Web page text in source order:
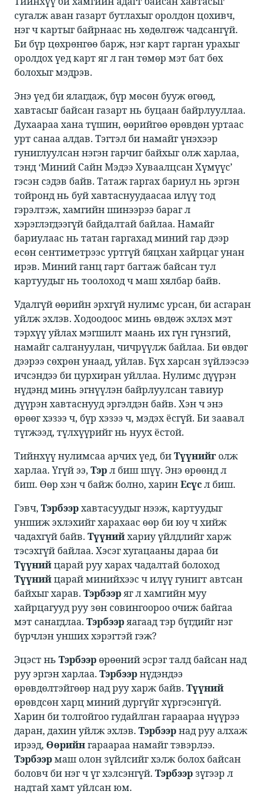
сугалж аван газарт бутлахыг оролдон цохивч,
нэг ч картыг байрнаас нь хөдөлгөж чадсангүй.
Би бүр цөхрөнгөө барж, нэг карт гарган урахыг
оролдох үед карт яг л ган төмөр мэт бат бөх
болохыг мэдрэв. ​
​​Энэ үед би ялагдаж, бүр мөсөн бууж өгөөд,
хавтасыг байсан газарт нь буцаан байрлууллаа.
Духаараа хана түшин, өөрийгөө өрөвдөн уртаас
урт санаа алдав. Тэгтэл би намайг үнэхээр
гуниглуулсан нэгэн гарчиг байхыг олж харлаа,
тэнд ‘Миний Сайн Мэдээ Хуваалцсан Хүмүүс’
гэсэн сэдэв байв. Татаж гаргах бариул нь эргэн
тойронд нь буй хавтаснуудаасаа илүү тод
гэрэлтэж, хамгийн шинээрээ бараг л
хэрэглэгдээгүй байдалтай байлаа. Намайг
бариулаас нь татан гаргахад миний гар дээр
есөн сентиметрээс уртгүй бяцхан хайрцаг унан
ирэв. Миний ганц гарт багтаж байсан тул
картуудыг нь тоолоход ч маш хялбар байв. ​
​​Удалгүй өөрийн эрхгүй нулимс урсан, би асгаран
уйлж эхлэв. Ходоодоос минь өвдөж эхлэх мэт
тэрхүү уйлах мэгшилт маань их гүн гүнзгий,
намайг салгануулан, чичрүүлж байлаа. Би өвдөг
дээрээ сөхрөн унаад, уйлав. Бүх харсан зүйлээсээ
ичсэндээ би цурхиран уйллаа. Нулимс дүүрэн
нүдэнд минь эгнүүлэн байрлуулсан тавиур
дүүрэн хавтаснууд эргэлдэн байв. Хэн ч энэ
өрөөг хэзээ ч, бүр хэзээ ч, мэдэх ёсгүй. Би заавал
түгжээд, түлхүүрийг нь нуух ёстой. ​
​​Тийнхүү нулимсаа арчих үед, би​​Түүнийг​​олж
харлаа. Үгүй ээ, ​​ Тэр​​ л биш шүү. Энэ өрөөнд л
биш. Өөр хэн ч байж болно, харин ​​Есүс​​ л биш. ​
Гэвч, ​​ Тэрбээр​​ хавтасуудыг нээж, картуудыг
уншиж эхлэхийг харахаас өөр би юу ч хийж
чадахгүй байв. ​​ Түүний​хариу үйлдлийг харж
тэсэхгүй байлаа. Хэсэг хугацааны дараа би ​​
Түүний​​ царай руу харах чадалтай болоход ​​
Түүний​​ царай минийхээс ч илүү гунигт автсан
байхыг харав. ​​ Тэрбээр​​ яг л хамгийн муу
хайрцагууд руу зөн совингоороо очиж байгаа
мэт санагдлаа. ​​ Тэрбээр​​ яагаад тэр бүгдийг нэг
бүрчлэн унших хэрэгтэй гэж? ​
​​Эцэст нь ​​ Тэрбээр​​ өрөөний эсрэг талд байсан над
руу эргэн харлаа. ​​ Тэрбээр​​ нүдэндээ
өрөвдөлтэйгөөр над руу харж байв. ​​ Түүний
өрөвдсөн харц миний дургүйг хүргэсэнгүй.
Харин би толгойгоо гудайлган гараараа нүүрээ
даран, дахин уйлж эхлэв. ​​ Тэрбээр​​ над руу алхаж
ирээд, ​​ Өөрийн​​ гараараа намайг тэвэрлээ. ​​
Тэрбээр​​ маш олон зүйлсийг хэлж болох байсан
боловч би​​нэг ч үг хэлсэнгүй. ​​ Тэрбээр​​ зүгээр л
надтай хамт уйлсан юм. ​